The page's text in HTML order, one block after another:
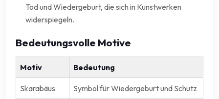
Tod und Wiedergeburt, die sich in Kunstwerken
widerspiegeln.
Bedeutungsvolle Motive
Motiv Bedeutung
Skarabäus Symbol für Wiedergeburt und Schutz